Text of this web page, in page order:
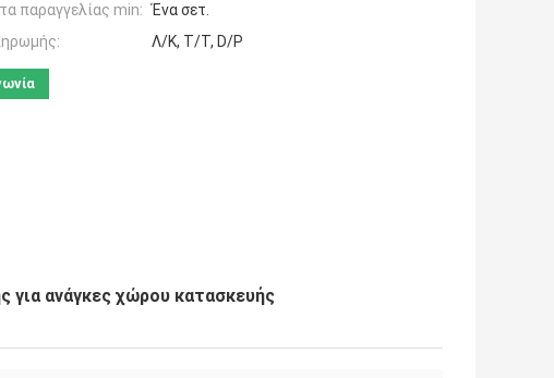
παραγγελίας min: Ένα σετ.
Λ/Κ, Τ/Τ, D/P
για ανάγκες χώρου κατασκευής